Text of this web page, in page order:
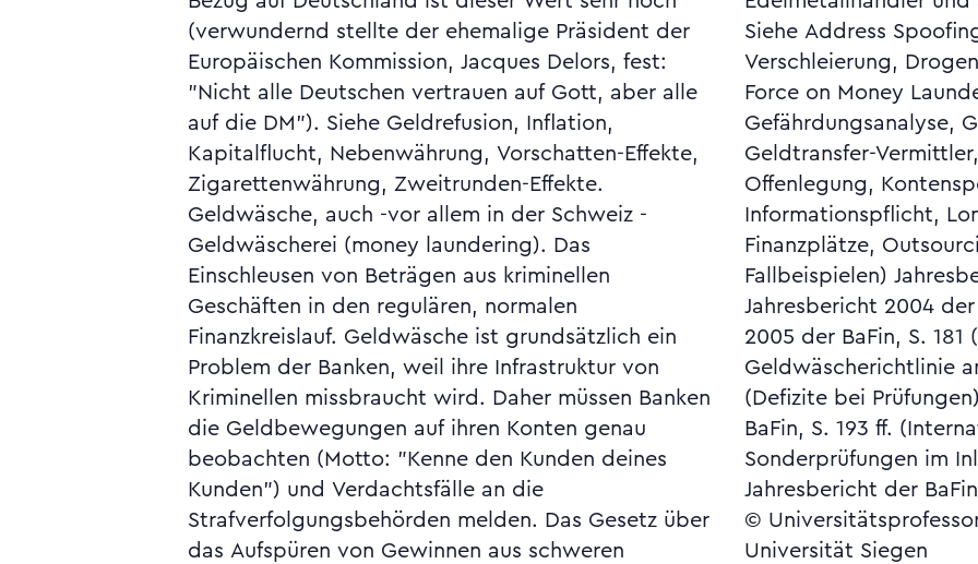
(verwundernd stellte der ehemalige Präsident der
Europäischen Kommission, Jacques Delors, fest:
"Nicht alle Deutschen vertrauen auf Gott, aber alle
auf die DM"). Siehe Geldrefusion, Inflation,
Kapitalflucht, Nebenwährung, Vorschatten-Effekte,
Zigarettenwährung, Zweitrunden-Effekte.
Geldwäsche, auch -vor allem in der Schweiz -
Geldwäscherei (money laundering). Das
Einschleusen von Beträgen aus kriminellen
Geschäften in den regulären, normalen
Finanzkreislauf. Geldwäsche ist grundsätzlich ein
Problem der Banken, weil ihre Infrastruktur von
Kriminellen missbraucht wird. Daher müssen Banken
die Geldbewegungen auf ihren Konten genau
beobachten (Motto: "Kenne den Kunden deines
Kunden") und Verdachtsfälle an die
Strafverfolgungsbehörden melden. Das Gesetz über
das Aufspüren von Gewinnen aus schweren
Siehe Address Spoofing, Bargeldkontrolle, Domizil-
Verschleierung, Drogengeld, Financial Action Task
Force on Money Laundering, Finanzbeschränkungen,
Gefährdungsanalyse, Geld, schmutziges,
Geldtransfer-Vermittler, Konto, falsches, Konten-
Offenlegung, Kontensperre, Kundendaten-
Informationspflicht, Londoner System, Offshore-
Finanzplätze, Outsourcing. Vgl. ausführlich (mit
Fallbeispielen) Jahresbericht 2003 der BaFin, S. 68 ff.,
Jahresbericht 2004 der BaFin, S. 80 ff., Jahresbericht
2005 der BaFin, S. 181 (Inkrafttreten der Dritten EU-
Geldwäscherichtlinie am 15. Dezember 2005), S. 183
(Defizite bei Prüfungen), Jahresbericht 2006 der
BaFin, S. 193 ff. (Internationales; Rechtsentwicklung;
Sonderprüfungen im Inland) sowie den jeweiligen
Jahresbericht der
©
Universität Siegen